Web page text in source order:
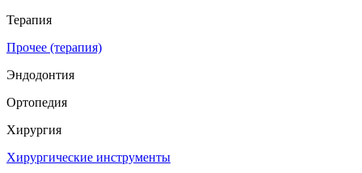
Терапия
Прочее (терапия)
Эндодонтия
Ортопедия
Хирургия
Хирургические инструменты